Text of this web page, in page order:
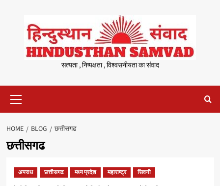
content
सत्यता , निष्पक्षता , विश्वसनीयता का संवाद
Menu
HOME BLOG छत्तीसगढ
छत्तीसगढ
अपराध छत्तीसगढ मध्य प्रदेश महाराष्ट्र सिवनी